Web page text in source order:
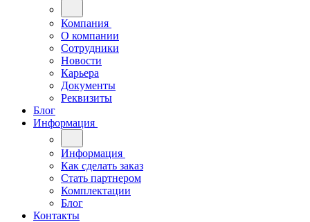
Компания
О компании
Сотрудники
Новости
Карьера
Документы
Реквизиты
Блог
Информация
Информация
Как сделать заказ
Стать партнером
Комплектации
Блог
Контакты